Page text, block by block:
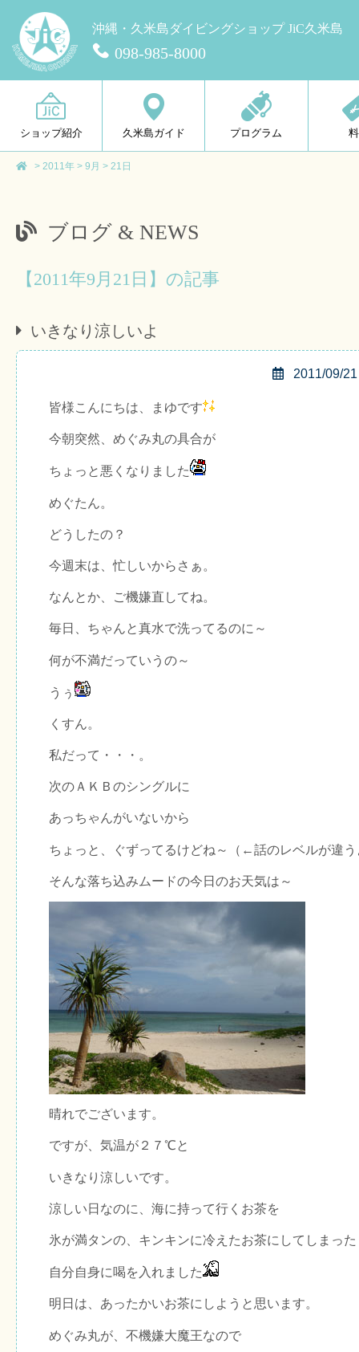
沖縄・久米島ダイビングショップ JiC久米島
098-985-8000
ショップ紹介 久米島ガイド プログラム
> 2011年 > 9月 > 21日
ブログ & NEWS
【2011年9月21日】の記事
いきなり涼しいよ
2011/09/21
皆様こんにちは、まゆです
今朝突然、めぐみ丸の具合が
ちょっと悪くなりました
めぐたん。
どうしたの？
今週末は、忙しいからさぁ。
なんとか、ご機嫌直してね。
毎日、ちゃんと真水で洗ってるのに～
何が不満だっていうの～
うぅ
くすん。
私だって・・・。
次のＡＫＢのシングルに
あっちゃんがいないから
ちょっと、ぐずってるけどね～（←話のレベルが違う
そんな落ち込みムードの今日のお天気は～
晴れでございます。
ですが、気温が２７℃と
いきなり涼しいです。
涼しい日なのに、海に持って行くお茶を
氷が満タンの、キンキンに冷えたお茶にしてしまった
自分自身に喝を入れました
明日は、あったかいお茶にしようと思います。
めぐみ丸が、不機嫌大魔王なので